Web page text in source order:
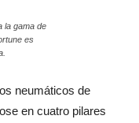
la gama de
es
neumáticos de
en cuatro pilares